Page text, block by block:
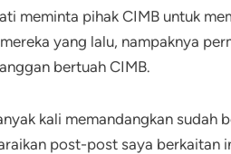
meminta pihak CIMB untuk
yang lalu, nampaknya
bertuah CIMB.
kali memandangkan sudah
post-post saya berkaitan